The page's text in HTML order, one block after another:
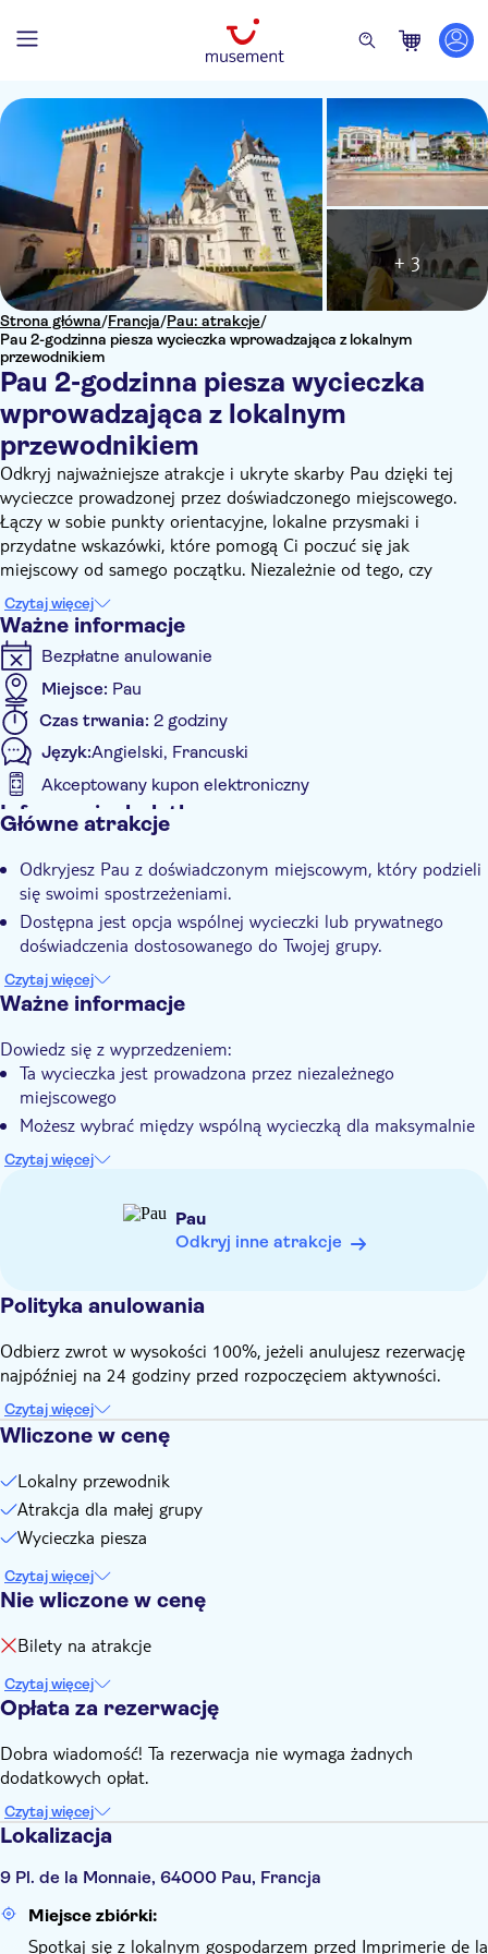
Strona główna/Francja/Pau: atrakcje/
Pau 2-godzinna piesza wycieczka wprowadzająca z lokalnym
przewodnikiem
Pau 2-godzinna piesza wycieczka
wprowadzająca z lokalnym
przewodnikiem
+ 3
Odkryj najważniejsze atrakcje i ukryte skarby Pau dzięki tej
wycieczce prowadzonej przez doświadczonego miejscowego.
Łączy w sobie punkty orientacyjne, lokalne przysmaki i
przydatne wskazówki, które pomogą Ci poczuć się jak
miejscowy od samego początku. Niezależnie od tego, czy
zdecydujesz się na wspólną wycieczkę, czy szukasz prywatnej
eksploracji dla swojej grupy, to doświadczenie można
dostosować do własnych potrzeb.
Zobacz miejsca takie jak Château de Pau i Place Royale, a także
mniej znane skarby. Po drodze lokalny przewodnik wzbogaci
zrozumienie miasta poprzez historie i kontekst. Lokalny
przewodnik udzieli również porad na temat miejsc, w których
można zjeść, napić się i podróżować po mieście.
Pod koniec tej wycieczki zdobędziesz wprowadzenie do Pau,
oglądane przez lokalny obiektyw, oraz rekomendacje, które
pomogą Ci poruszać się po mieście.
Czytaj więcej
Ważne informacje
Bezpłatne anulowanie
Miejsce: Pau
Czas trwania: 2 godziny
Język:Angielski, Francuski
Akceptowany kupon elektroniczny
Informacje dodatkowe
Wycieczka z przewodnikiem
Lokalny charakter
E-Voucher
Small group
Przyjazny dla zwierząt
Główne atrakcje
Odkryjesz Pau z doświadczonym miejscowym, który podzieli
się swoimi spostrzeżeniami.
Dostępna jest opcja wspólnej wycieczki lub prywatnego
doświadczenia dostosowanego do Twojej grupy.
Zobaczysz zabytki, takie jak historyczny Château de Pau i
elegancki Place Royale.
Czytaj więcej
Ważne informacje
Dowiedz się z wyprzedzeniem:
Ta wycieczka jest prowadzona przez niezależnego
miejscowego
Możesz wybrać między wspólną wycieczką dla maksymalnie
8 osób lub prywatną wycieczką tylko dla Twojej grupy.
organizacyjnych nie może zostać opóźniona.
Trasa wycieczki dostosowuje się do zainteresowań gości i
pogodowych
miasta i nie obejmuje biletów wstępu do środków transportu
publicznego, zabytków ani atrakcji.
Czytaj więcej
Pau
Odkryj inne atrakcje
Polityka anulowania
Odbierz zwrot w wysokości 100%, jeżeli anulujesz rezerwację
najpóźniej na 24 godziny przed rozpoczęciem aktywności.
Czytaj więcej
Wliczone w cenę
Lokalny przewodnik
Atrakcja dla małej grupy
Wycieczka piesza
Czytaj więcej
Nie wliczone w cenę
Bilety na atrakcje
Czytaj więcej
Opłata za rezerwację
Dobra wiadomość! Ta rezerwacja nie wymaga żadnych
dodatkowych opłat.
Czytaj więcej
Lokalizacja
9 Pl. de la Monnaie, 64000 Pau, Francja
Miejsce zbiórki:
Spotkaj się z lokalnym gospodarzem przed Imprimerie de la